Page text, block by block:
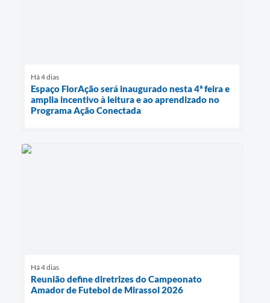
Há 4 dias
Espaço FlorAção será inaugurado nesta 4ª feira e
amplia incentivo à leitura e ao aprendizado no
Programa Ação Conectada
Há 4 dias
Reunião define diretrizes do Campeonato
Amador de Futebol de Mirassol 2026